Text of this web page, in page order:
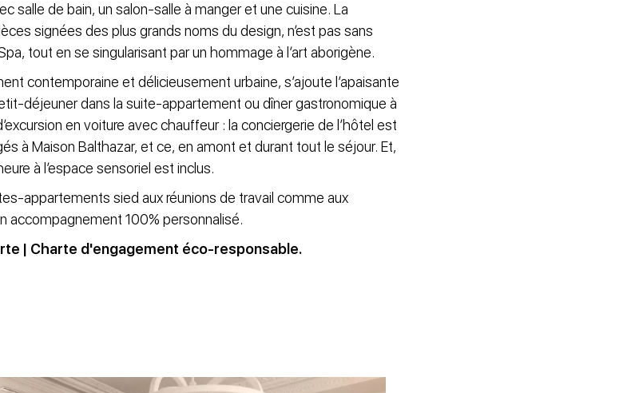
salle de bain, un salon-salle à manger et une cuisine. La
signées des plus grands noms du design, n’est pas sans
tout en se singularisant par un hommage à l’art aborigène.
contemporaine et délicieusement urbaine, s’ajoute l’apaisante
déjeuner dans la suite-appartement ou dîner gastronomique à
en voiture avec chauffeur : la conciergerie de l’hôtel est
à Maison Balthazar, et ce, en amont et durant tout le séjour. Et,
à l’espace sensoriel est inclus.
appartements sied aux réunions de travail comme aux
accompagnement 100% personnalisé.
| Charte d'engagement éco-responsable.